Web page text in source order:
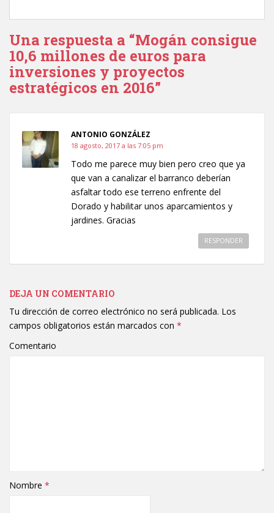
Una respuesta a “Mogán consigue
10,6 millones de euros para
inversiones y proyectos
estratégicos en 2016”
ANTONIO GONZÁLEZ
18 agosto, 2017 a las 7:05 pm
Todo me parece muy bien pero creo que ya
que van a canalizar el barranco deberían
asfaltar todo ese terreno enfrente del
Dorado y habilitar unos aparcamientos y
jardines. Gracias
RESPONDER
DEJA UN COMENTARIO
Tu dirección de correo electrónico no será publicada. Los
campos obligatorios están marcados con *
Comentario
Nombre *